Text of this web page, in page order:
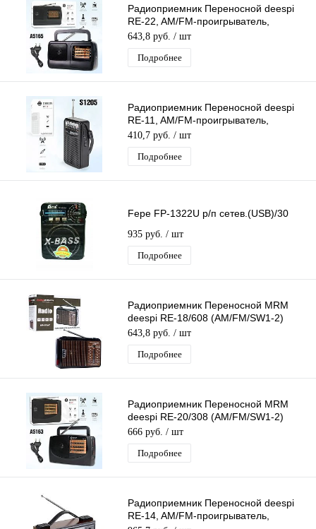
Радиоприемник Переносной deespi
RE-22, AM/FM-проигрыватель,
питание аккумулятор/220В
AM/FM/SW1-2/TV
643,8 руб. / шт
Подробнее
Радиоприемник Переносной deespi
RE-11, AM/FM-проигрыватель,
питание аккумулятор/220В
410,7 руб. / шт
Подробнее
Fepe FP-1322U р/п сетев.(USB)/30
935 руб. / шт
Подробнее
Радиоприемник Переносной MRM
deespi RE-18/608 (AM/FM/SW1-2)
проигрыватель, Питание: 220В
643,8 руб. / шт
Подробнее
Радиоприемник Переносной MRM
deespi RE-20/308 (AM/FM/SW1-2)
проигрыватель, Питание: 220В
666 руб. / шт
Подробнее
Радиоприемник Переносной deespi
RE-14, AM/FM-проигрыватель,